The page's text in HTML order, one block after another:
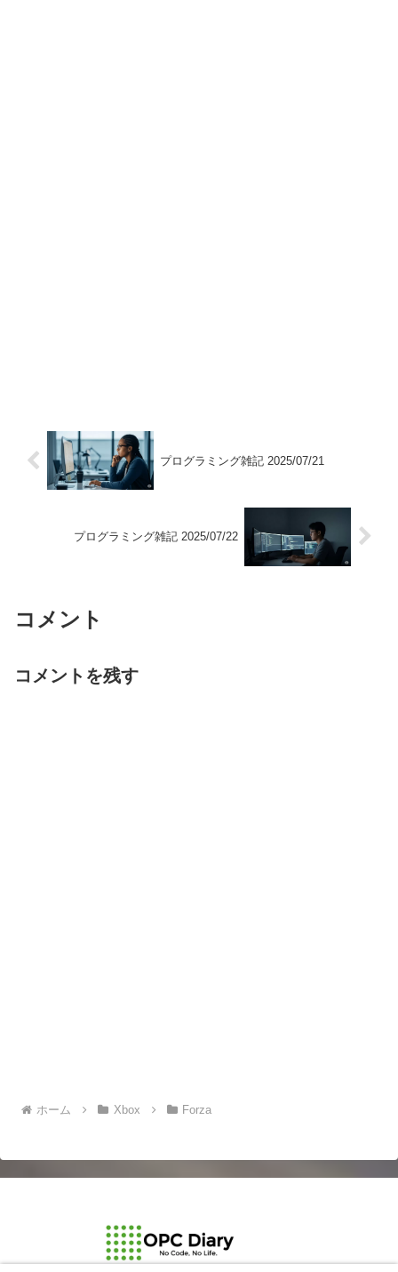
プログラミング雑記 2025/07/21
プログラミング雑記 2025/07/22
コメント
コメントを残す
ホーム Xbox Forza